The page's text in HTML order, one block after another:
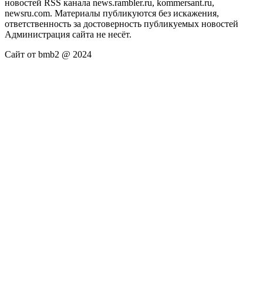
новостей RSS канала news.rambler.ru, kommersant.ru,
newsru.com. Материалы публикуются без искажения,
ответственность за достоверность публикуемых новостей
Администрация сайта не несёт.
Сайт от bmb2 @ 2024